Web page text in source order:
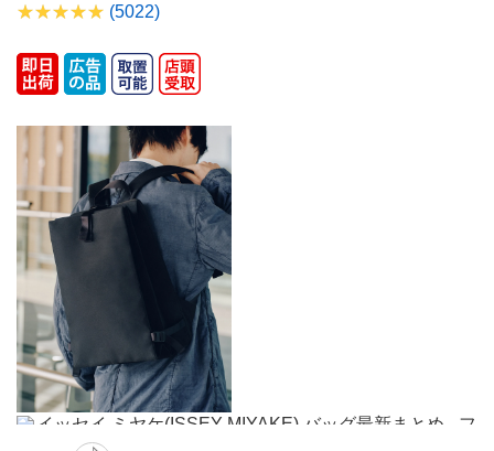
(5022)